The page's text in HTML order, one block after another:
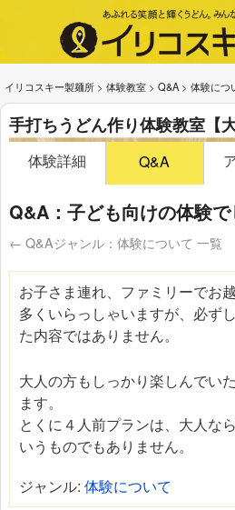
イリコスキー製麺所 > 体験教室 > Q&A > 体験につ
手打ちうどん作り体験教室【
体験詳細 Q&A
Q&A：子ども向けの体験
← Q&Aジャンル：体験について 一覧
お子さま連れ、ファミリーでお
多くいらっしゃいますが、必ず
た内容ではありません。
大人の方もしっかり楽しんでい
ます。
とくに４人前プランは、大人な
いうものでもありません。
ジャンル: 体験について